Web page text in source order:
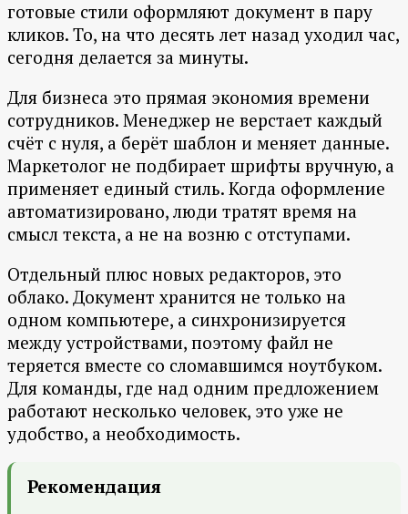
готовые стили оформляют документ в пару
кликов. То, на что десять лет назад уходил час,
сегодня делается за минуты.
Для бизнеса это прямая экономия времени
сотрудников. Менеджер не верстает каждый
счёт с нуля, а берёт шаблон и меняет данные.
Маркетолог не подбирает шрифты вручную, а
применяет единый стиль. Когда оформление
автоматизировано, люди тратят время на
смысл текста, а не на возню с отступами.
Отдельный плюс новых редакторов, это
облако. Документ хранится не только на
одном компьютере, а синхронизируется
между устройствами, поэтому файл не
теряется вместе со сломавшимся ноутбуком.
Для команды, где над одним предложением
работают несколько человек, это уже не
удобство, а необходимость.
Рекомендация